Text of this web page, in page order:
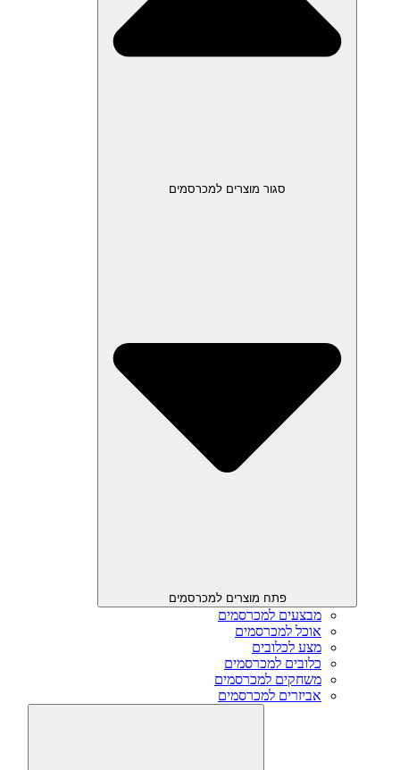
סגור מוצרים למכרסמים
פתח מוצרים למכרסמים
מבצעים למכרסמים
אוכל למכרסמים
מצע לכלובים
כלובים למכרסמים
משחקים למכרסמים
אביזרים למכרסמים